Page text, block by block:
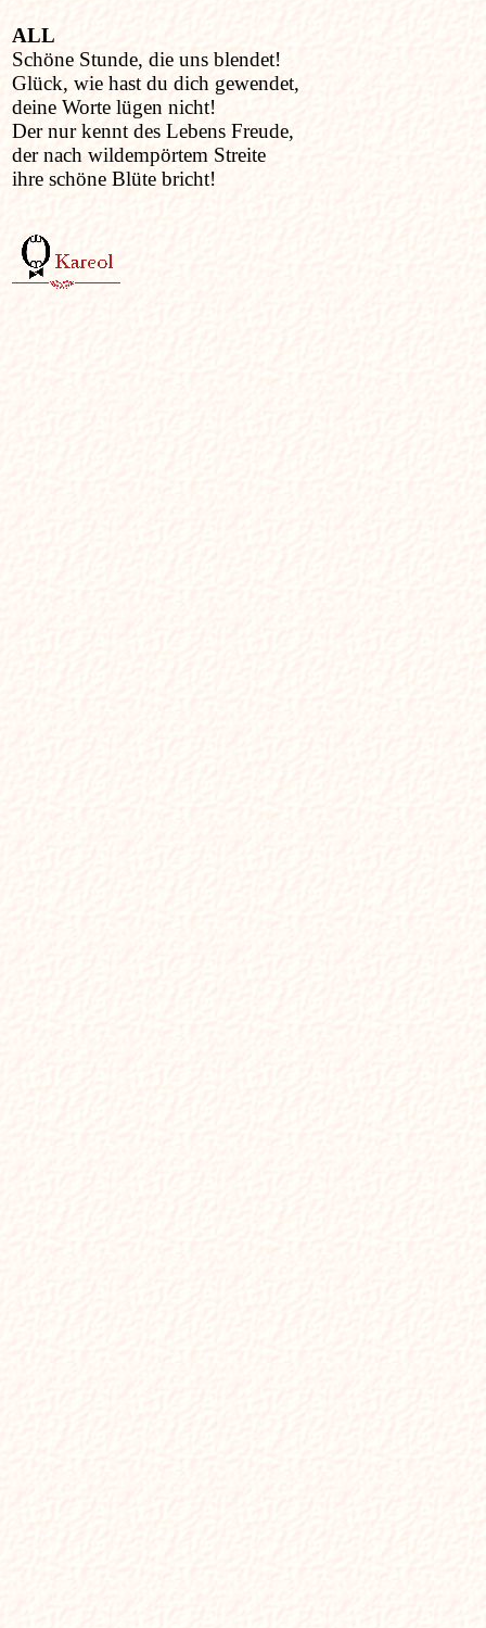
ALL
Schöne Stunde, die uns blendet!
Glück, wie hast du dich gewendet,
deine Worte lügen nicht!
Der nur kennt des Lebens Freude,
der nach wildempörtem Streite
ihre schöne Blüte bricht!